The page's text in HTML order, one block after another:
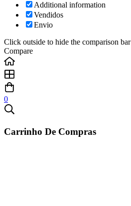
Additional information
Vendidos
Envio
Click outside to hide the comparison bar
Compare
0
Carrinho De Compras